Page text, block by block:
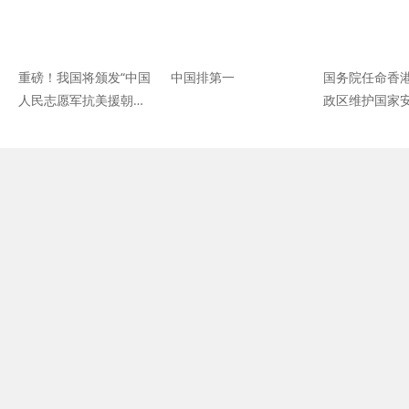
重磅！我国将颁发“中国
人民志愿军抗美援朝出
中国排第一
国务院任命香
政区维护国家